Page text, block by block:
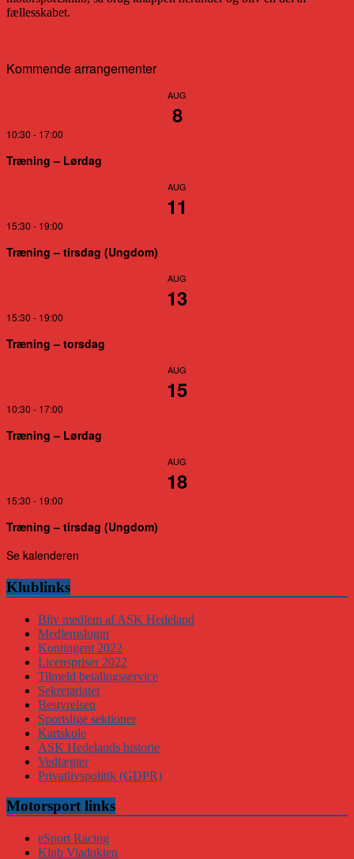
fællesskabet.
Kommende arrangementer
AUG
8
10:30 - 17:00
Træning – Lørdag
AUG
11
15:30 - 19:00
Træning – tirsdag (Ungdom)
AUG
13
15:30 - 19:00
Træning – torsdag
AUG
15
10:30 - 17:00
Træning – Lørdag
AUG
18
15:30 - 19:00
Træning – tirsdag (Ungdom)
Se kalenderen
Klublinks
Bliv medlem af ASK Hedeland
Medlemslogin
Kontingent 2022
Licenspriser 2022
Tilmeld betalingsservice
Sekretariatet
Bestyrelsen
Sportslige sektioner
Kartskole
ASK Hedelands historie
Vedtægter
Privatlivspolitik (GDPR)
Motorsport links
eSport Racing
Klub Viadukten